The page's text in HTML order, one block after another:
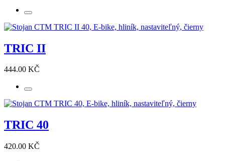
TRIC II
444.00 KČ
TRIC 40
420.00 KČ